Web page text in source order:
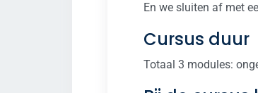
En we sluiten af met
Cursus duur
Totaal 3 modules: